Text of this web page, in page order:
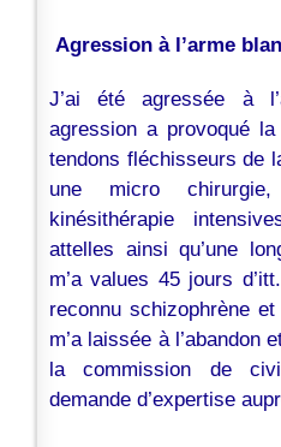
Agression à l’arme
J’ai été agressée à
agression a provoqué
tendons fléchisseurs de
une micro
kinésithérapie
attelles ainsi qu’une
m’a values 45 jours
reconnu schizophrène
m’a laissée à l’abandon
la commission de
demande d’expertise